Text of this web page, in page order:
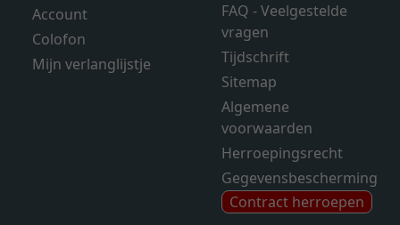
Account
Colofon
Mijn verlanglijstje
FAQ - Veelgestelde
vragen
Tijdschrift
Sitemap
Algemene
voorwaarden
Herroepingsrecht
Gegevensbescherming
Contract herroepen